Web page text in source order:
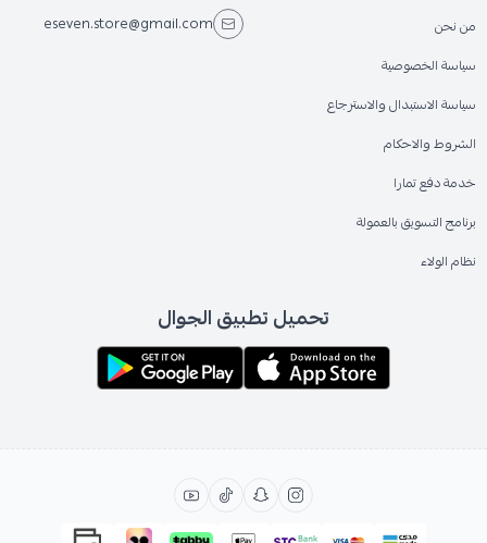
من نحن
سياسة الخصوصية
سياسة الاستبدال والاسترجاع
الشروط والاحكام
خدمة دفع تمارا
برنامج التسويق بالعمولة
نظام الولاء
eseven.store@gmail.com
تحميل تطبيق الجوال